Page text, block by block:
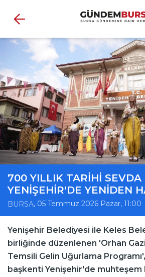
700 YILLIK TARİHİ SEVDA
YENİŞEHİR'DE YENİDEN
BURSA, 05 Temmuz 2026 Pazar, 11:00
Yenişehir Belediyesi ile Keles
birliğinde düzenlenen 'Orhan
Temsili Gelin Uğurlama
başkenti Yenişehir'de